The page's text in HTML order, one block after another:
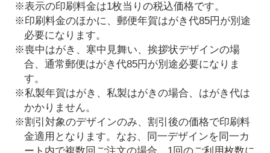
※表示の印刷料金は1枚当りの税込価格です。
※印刷料金のほかに、郵便年賀はがき代85円が別途
必要になります。
※喪中はがき、寒中見舞い、挨拶状デザインの場
合、通常郵便はがき代85円が別途必要になりま
す。
※私製年賀はがき、私製はがきの場合、はがき代は
かかりません。
※割引対象のデザインのみ、割引後の価格で印刷料
金適用となります。なお、同一デザインを同一カ
ート内で複数回ご注文の場合、1回のご利用枚数に